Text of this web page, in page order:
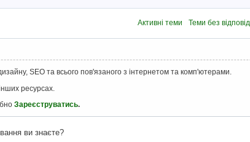
Активні теми Теми без
SEO та всього пов'язаного з інтернетом та комп'ютерами.
ресурсах.
Зареєструватись.
ви знаєте?